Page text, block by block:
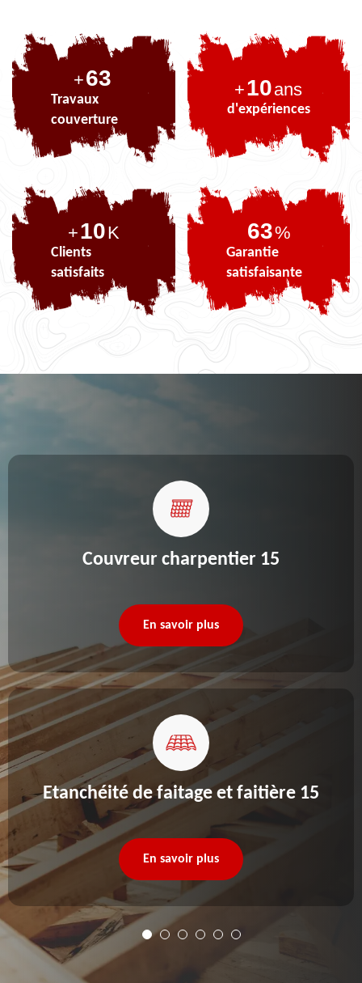
+80
Travaux
couverture
+10ans
d'expériences
+10K
Clients
satisfaits
80%
Garantie
satisfaisante
Couvreur charpentier 15
En savoir plus
Etanchéité de faitage et faitière 15
En savoir plus